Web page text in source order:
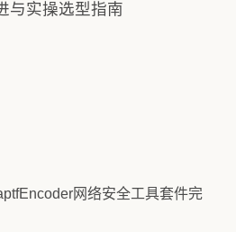
与实操选型指南